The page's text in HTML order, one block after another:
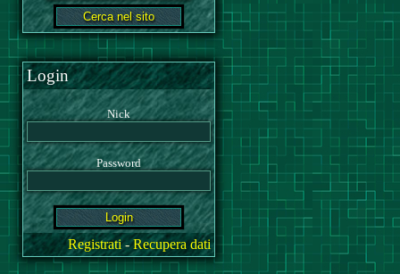
Login
Nick
Password
Registrati-Recupera dati